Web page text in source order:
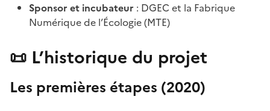
Sponsor et incubateur : DGEC et la Fabrique
Numérique de l’Écologie (MTE)
📜 L’historique du projet
Les premières étapes (2020)